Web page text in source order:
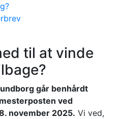
til at
til at vinde
går benhårdt
ved
november 2025. Vi ved,